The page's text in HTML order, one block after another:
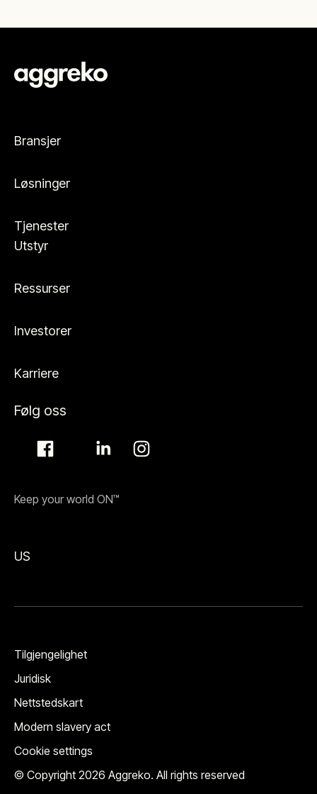
Bransjer
Løsninger
Tjenester
Utstyr
Ressurser
Investorer
Karriere
Følg oss
Keep your world ON™
US
© Copyright 2026 Aggreko. All rights reserved
Tilgjengelighet
Juridisk
Nettstedskart
Modern slavery act
Cookie settings